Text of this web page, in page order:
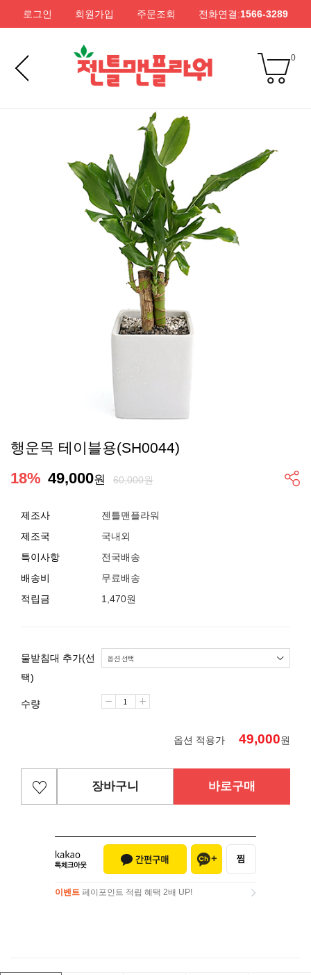
로그인 회원가입 주문조회 전화연결:1566-3289
0
행운목 테이블용(SH0044)
18% 49,000원 60,000원
제조사
젠틀맨플라워
제조국
국내외
특이사항
전국배송
배송비
무료배송
적립금
1,470원
물받침대 추가(선
택)
수량
옵션 적용가 49,000원
장바구니 바로구매
이벤트 페이포인트 적립 혜택 2배 UP!